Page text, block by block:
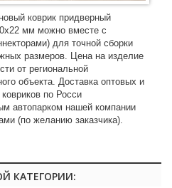
коврик придверный
мм можно вместе с
для точной сборки
размеров. Цена на изделие
от региональной
объекта. Доставка оптовых и
по Росси
автопарком нашей компании
(по желанию заказчика).
КАТЕГОРИИ: